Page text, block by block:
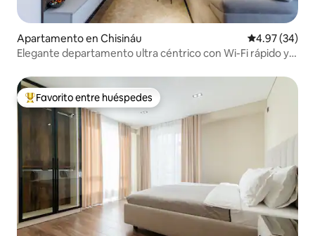
Apartamento en Chisináu Calificación
4.97 (34)
Elegante departamento ultra céntrico con Wi-Fi rápido y
Favorito entre huéspedes preferido
Favorito entre huéspedes